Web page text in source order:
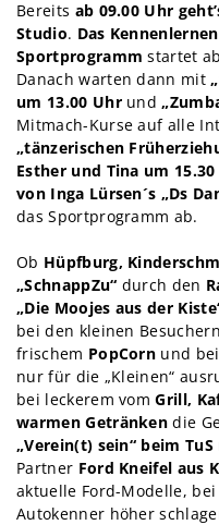
Bereits ab 09.00 Uhr
Studio. Das
Sportprogramm startet ab
Danach warten dann mit
um 13.00 Uhr und
Mitmach-Kurse auf alle
„tänzerischen
Esther und Tina um
von Inga Lürsen´s „Ds
das Sportprogramm ab.
Ob Hüpfburg,
„SchnappZu“ durch den
„Die Moojes aus der
bei den kleinen
frischem PopCorn und
nur für die „Kleinen“
bei leckerem vomGrill,
warmen Getränken die
„Verein(t) sein“ beim TuS
Partner Ford Kneifel aus
aktuelle Ford-Modelle,
Autokenner höher